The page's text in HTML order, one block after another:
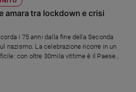
amara tra lockdown e crisi
i 75 anni dalla fine della Seconda
nazismo. La celebrazione ricorre in un
con oltre 30mila vittime è il Paese